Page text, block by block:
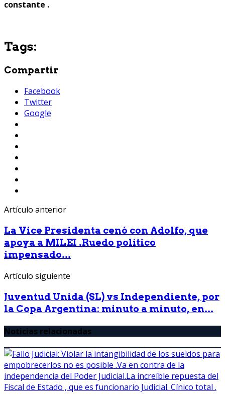
constante .
Tags:
Compartir
Facebook
Twitter
Google
Artículo anterior
La Vice Presidenta cenó con Adolfo, que
apoya a MILEI .Ruedo político
impensado...
Artículo siguiente
Juventud Unida (SL) vs Independiente, por
la Copa Argentina: minuto a minuto, en...
Noticias relacionadas